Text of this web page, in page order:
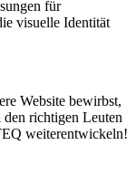
für
visuelle Identität
Website bewirbst,
richtigen Leuten
weiterentwickeln!